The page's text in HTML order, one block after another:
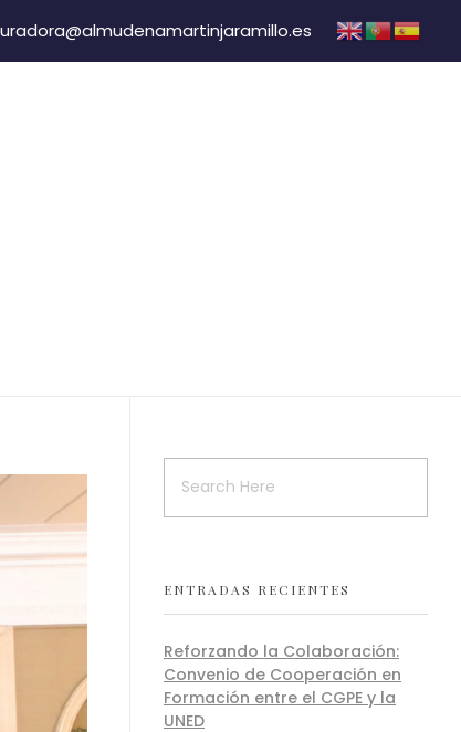
ENTRADAS RECIENTES
Reforzando la Colaboración:
Convenio de Cooperación en
Formación entre el CGPE y la
UNED